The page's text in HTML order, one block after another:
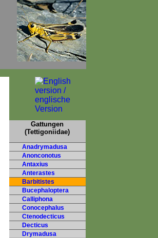
Gattungen
(Tettigoniidae)
Anadrymadusa
Anonconotus
Antaxius
Anterastes
Barbitistes
Bucephaloptera
Calliphona
Conocephalus
Ctenodecticus
Decticus
Drymadusa